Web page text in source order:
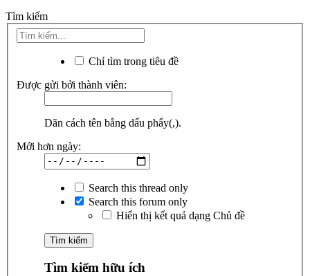
Tìm kiếm
Chỉ tìm trong tiêu đề
Được gửi bởi thành viên:
Dãn cách tên bằng dấu phẩy(,).
Mới hơn ngày:
Search this thread only
Search this forum only
Hiển thị kết quả dạng Chủ đề
Tìm kiếm hữu ích